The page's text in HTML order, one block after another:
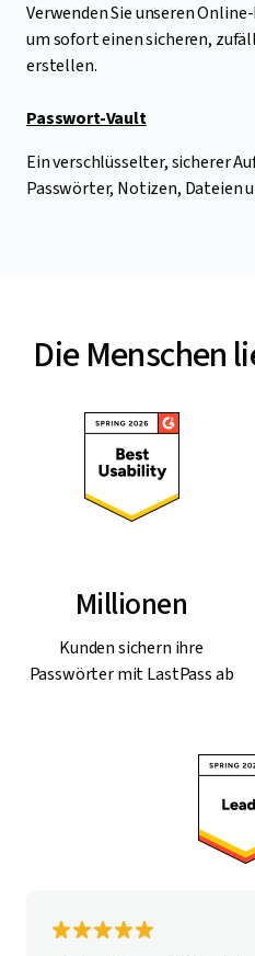
Verwenden Sie unseren
um sofort einen sicheren,
erstellen.
Passwort-Vault
Ein verschlüsselter, sicherer
Passwörter, Notizen, Dateien
Die Menschen
Millionen
Kunden sichern ihre
Passwörter mit LastPass ab